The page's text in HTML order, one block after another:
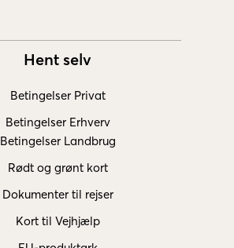
Hent selv
Betingelser Privat
Betingelser Erhverv
Betingelser Landbrug
Rødt og grønt kort
Dokumenter til rejser
Kort til Vejhjælp